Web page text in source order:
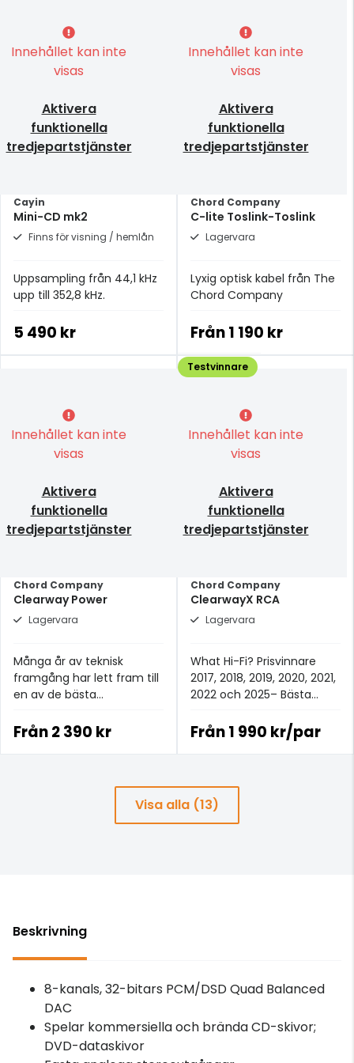
Innehållet kan inte
visas
Aktivera
funktionella
tredjepartstjänster
Cayin
Mini-CD mk2
Finns för visning / hemlån
Uppsampling från 44,1 kHz
upp till 352,8 kHz.
5 490 kr
Innehållet kan inte
visas
Aktivera
funktionella
tredjepartstjänster
Chord Company
C-lite Toslink-Toslink
Lagervara
Lyxig optisk kabel från The
Chord Company
Från1 190 kr
Innehållet kan inte
visas
Aktivera
funktionella
tredjepartstjänster
Chord Company
Clearway Power
Lagervara
Många år av teknisk
framgång har lett fram till
en av de bästa
prisklassen.
Från2 390 kr
Innehållet kan inte
visas
Aktivera
funktionella
tredjepartstjänster
Chord Company
ClearwayX RCA
Lagervara
What Hi-Fi? Prisvinnare
2017, 2018, 2019, 2020, 2021,
2022 och 2025– Bästa
£100+.
Testvinnare
Från1 990 kr/par
Visa alla (13)
Beskrivning
8-kanals, 32-bitars PCM/DSD Quad Balanced
DAC
Spelar kommersiella och brända CD-skivor;
DVD-dataskivor